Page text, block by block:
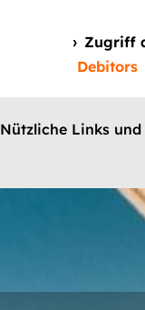
Zugriff
Debitors
Nützliche Links